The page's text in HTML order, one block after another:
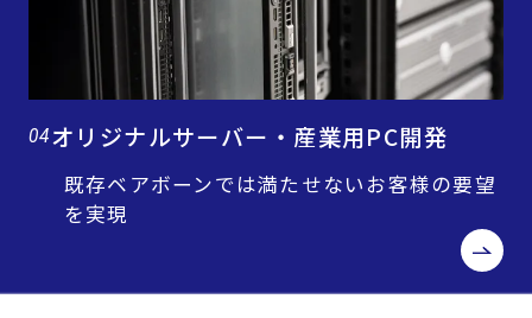
04オリジナルサーバー・産業用PC開発
既存ベアボーンでは満たせないお客様の要望
を実現